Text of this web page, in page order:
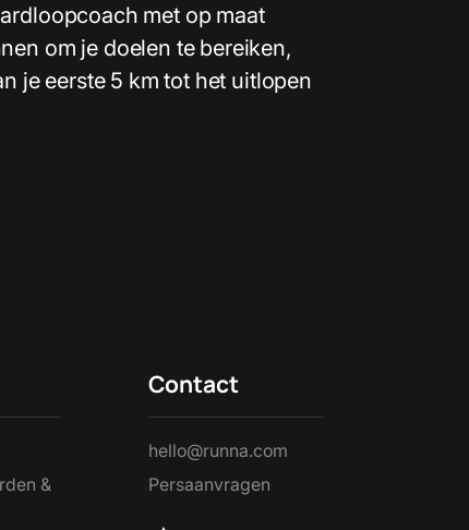
met op maat
om je doelen te bereiken,
je eerste 5 km tot het uitlopen
&
Contact
hello@runna.com
Persaanvragen